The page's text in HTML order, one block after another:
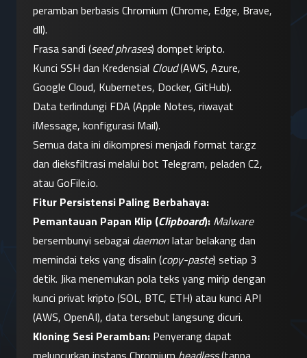
peramban berbasis Chromium (Chrome, Edge, Brave,
dll).
Frasa sandi (seed phrases) dompet kripto.
Kunci SSH dan Kredensial Cloud (AWS, Azure,
Google Cloud, Kubernetes, Docker, GitHub).
Data terlindungi FDA (Apple Notes, riwayat
iMessage, konfigurasi Mail).
Semua data ini dikompresi menjadi format tar.gz
dan dieksfiltrasi melalui bot Telegram, peladen C2,
atau GoFile.io.
Fitur Persistensi Paling Berbahaya:
Pemantauan Papan Klip (Clipboard): Malware
bersembunyi sebagai daemon latar belakang dan
memindai teks yang disalin (copy-paste) setiap 3
detik. Jika menemukan pola teks yang mirip dengan
kunci privat kripto (SOL, BTC, ETH) atau kunci API
(AWS, OpenAI), data tersebut langsung dicuri.
Kloning Sesi Peramban: Penyerang dapat